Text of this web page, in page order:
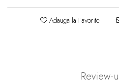
Adauga la Favorite
Review-